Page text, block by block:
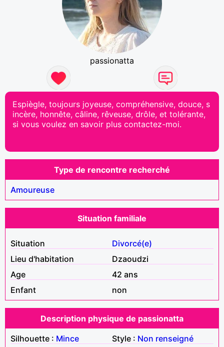
passionatta
Espiègle, toujours joyeuse, compréhensive, douce, s
incère, honnête, câline, rêveuse, drôle, et tolérante,
si vous voulez en savoir plus contactez-moi.
Type de rencontre recherché
Amoureuse
Situation familiale
Situation
Divorcé(e)
Lieu d'habitation
Dzaoudzi
Age
42 ans
Enfant
non
Description physique de passionatta
Silhouette : Mince Style : Non renseigné